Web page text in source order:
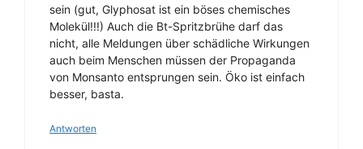
sein (gut, Glyphosat ist ein böses chemisches
Molekül!!!) Auch die Bt-Spritzbrühe darf das
nicht, alle Meldungen über schädliche Wirkungen
auch beim Menschen müssen der Propaganda
von Monsanto entsprungen sein. Öko ist einfach
besser, basta.
Antworten